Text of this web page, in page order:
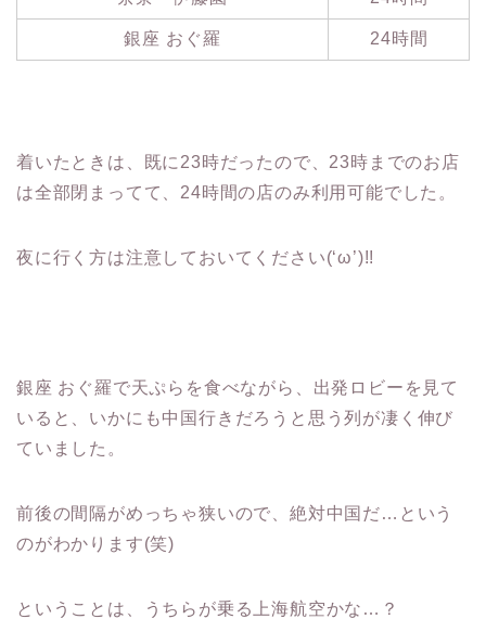
銀座 おぐ羅 24時間
着いたときは、既に23時だったので、23時までのお店
は全部閉まってて、24時間の店のみ利用可能でした。
夜に行く方は注意しておいてください(‘ω’)!!
銀座 おぐ羅で天ぷらを食べながら、出発ロビーを見て
いると、いかにも中国行きだろうと思う列が凄く伸び
ていました。
前後の間隔がめっちゃ狭いので、絶対中国だ…という
のがわかります(笑)
ということは、うちらが乗る上海航空かな…？